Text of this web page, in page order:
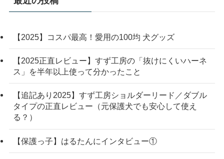
【2025】コスパ最高！愛用の100均 犬グッズ
【2025正直レビュー】すず工房の「抜けにくいハーネ
ス」を半年以上使って分かったこと
【追記あり2025】すず工房ショルダーリード／ダブル
タイプの正直レビュー（元保護犬でも安心して使え
る？）
【保護っ子】はるたんにインタビュー①